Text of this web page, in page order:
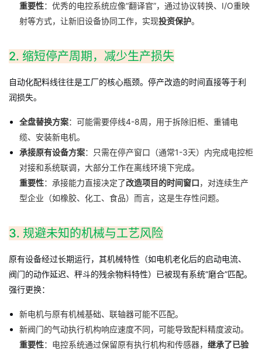
重要性：优秀的电控系统应像“翻译官”，通过协议转换、I/O重映
射等方式，让新旧设备协同工作，实现投资保护。
2. 缩短停产周期，减少生产损失
自动化配料线往往是工厂的核心瓶颈。停产改造的时间直接等于利
润损失。
全盘替换方案：可能需要停线4-8周，用于拆除旧柜、重铺电
缆、安装新电机。
承接原有设备方案：只需在停产窗口（通常1-3天）内完成电控柜
对接和系统联调，大部分工作在离线环境下完成。
重要性：承接能力直接决定了改造项目的时间窗口，对连续生产
型企业（如橡胶、化工、食品）而言，这是生存性问题。
3. 规避未知的机械与工艺风险
原有设备经过长期运行，其机械特性（如电机老化后的启动电流、
阀门的动作延迟、秤斗的残余物料特性）已被现有系统“磨合”匹配。
强行更换：
新电机与原有机械基础、联轴器可能不匹配。
新阀门的气动执行机构响应速度不同，可能导致配料精度波动。
重要性：电控系统通过保留原有执行机构和传感器， 继承了已验